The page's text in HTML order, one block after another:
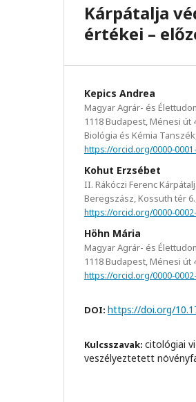
Kárpátalja
értékei –
Kepics Andrea
Magyar Agrár- és
1118 Budapest, Ménesi út
Biológia és Kémia
https://orcid.org/0000-
Kohut Erzsébet
II. Rákóczi Ferenc
Beregszász, Kossuth tér
https://orcid.org/0000-
Höhn Mária
Magyar Agrár- és
1118 Budapest, Ménesi út
https://orcid.org/0000-
DOI: https://doi.org/
Kulcsszavak: citológiai
veszélyeztetett